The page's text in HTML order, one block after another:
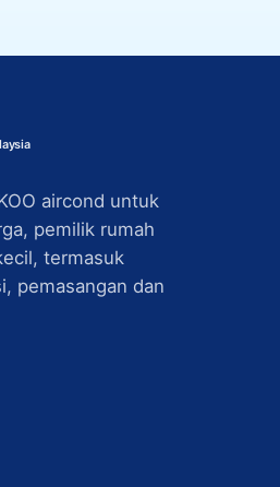
aircond untuk
pemilik rumah
termasuk
pemasangan dan